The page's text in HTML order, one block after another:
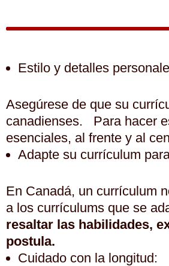
Estilo y detalles
Asegúrese de que su
canadienses. Para hacer
esenciales, al frente y al
Adapte su currículum
En Canadá, un currículum
a los currículums que se
resaltar las habilidades,
postula.
Cuidado con la longitud: